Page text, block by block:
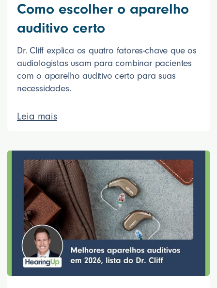
Como escolher o aparelho
auditivo certo
Dr. Cliff explica os quatro fatores-chave que os
audiologistas usam para combinar pacientes
com o aparelho auditivo certo para suas
necessidades.
Leia mais